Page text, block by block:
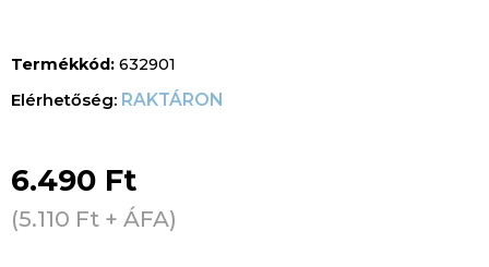
Termékkód: 632901
RAKTÁRON
6.490 Ft
(5.110 Ft + ÁFA)